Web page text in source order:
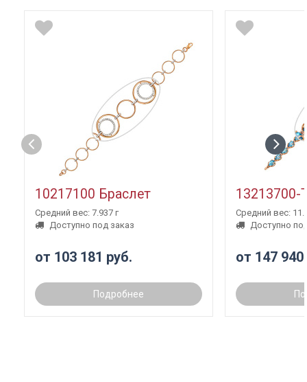
10217100 Браслет
Средний вес: 7.937 г
Доступно под заказ
от 103 181 руб.
Подробнее
13213700-
Средний вес:
Доступно
от 147 940